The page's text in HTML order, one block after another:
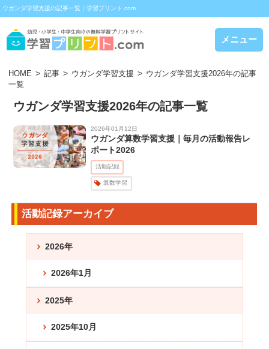
ウガンダ学習支援の記事一覧｜学習プリント.com
メニュー
HOME 記事 ウガンダ学習支援
ウガンダ学習支援2026年の記事
一覧
ウガンダ学習支援2026年の記事一覧
2026年01月12日
ウガンダ算数学習支援｜毎月の活動報告レ
ポート2026
活動記録
算数学習
活動記録アーカイブ
2026年
2026年1月
2025年
2025年10月